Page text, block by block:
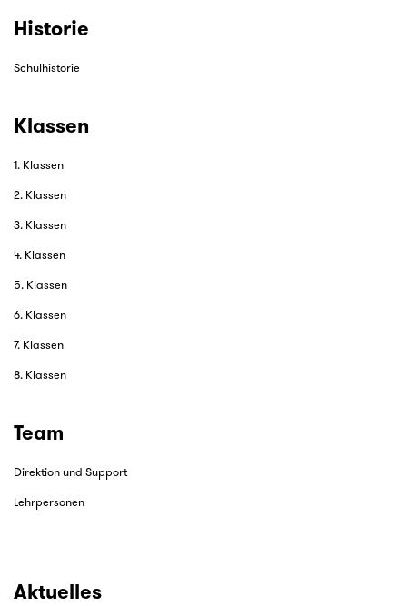
Historie
Schulhistorie
Klassen
1. Klassen
2. Klassen
3. Klassen
4. Klassen
5. Klassen
6. Klassen
7. Klassen
8. Klassen
Team
Direktion und Support
Lehrpersonen
Aktuelles